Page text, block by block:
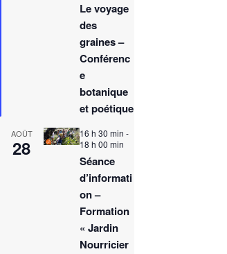
n
a
a
n
Le voyage
des
graines –
Conférenc
e
botanique
et poétique
AOÛT
28
16 h 30 min -
18 h 00 min
Séance
d’informati
on –
Formation
« Jardin
Nourricier